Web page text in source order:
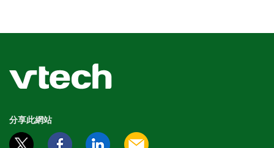
分享此網站